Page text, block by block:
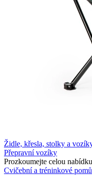
Židle, křesla, stolky a
Přepravní vozíky
Prozkoumejte celou nabídku
Cvičební a tréninkové